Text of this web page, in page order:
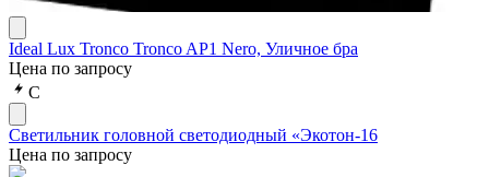
Ideal Lux Tronco Tronco AP1 Nero, Уличное бра
Цена по запросу
С
Светильник головной светодиодный «Экотон-16
Цена по запросу